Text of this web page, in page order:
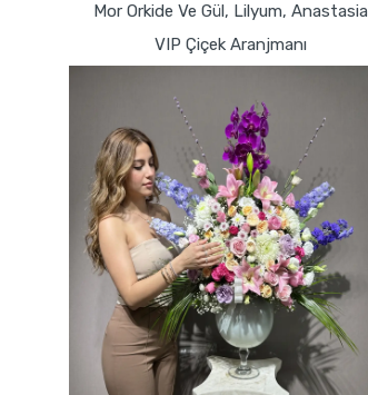
Mor Orkide Ve Gül, Lilyum, Anastasia
VIP Çiçek Aranjmanı